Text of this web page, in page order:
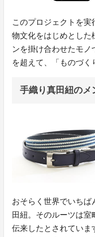
このプロジェクトを
物文化をはじめとした
ンを掛け合わせたモ
を超えて、「ものづく
手織り真田紐のメ
おそらく世界でいちば
田紐。そのルーツは室
伝来したとされていま